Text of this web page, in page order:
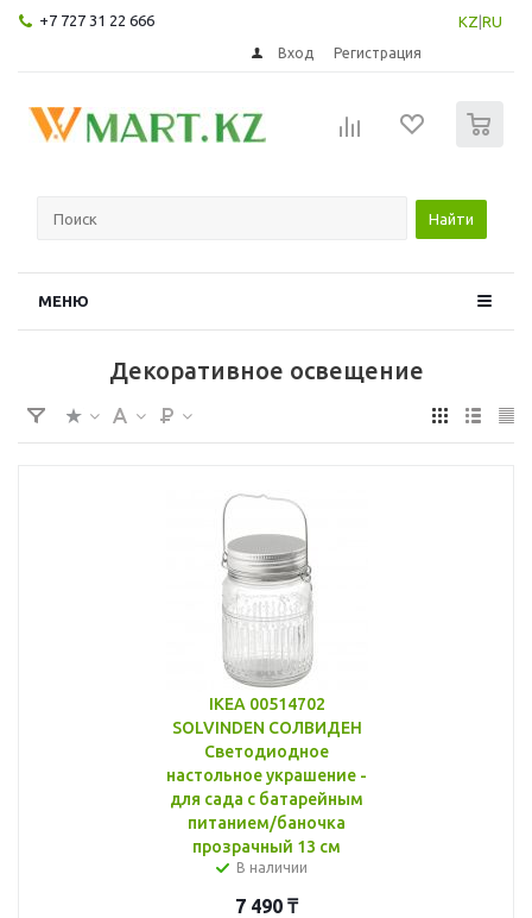
+7 727 31 22 666 KZ RU
Вход Регистрация
Найти
МЕНЮ
Декоративное освещение
IKEA 00514702
SOLVINDEN СОЛВИДЕН
Светодиодное
настольное украшение -
для сада с батарейным
питанием/баночка
прозрачный 13 см
В наличии
7 490 ₸